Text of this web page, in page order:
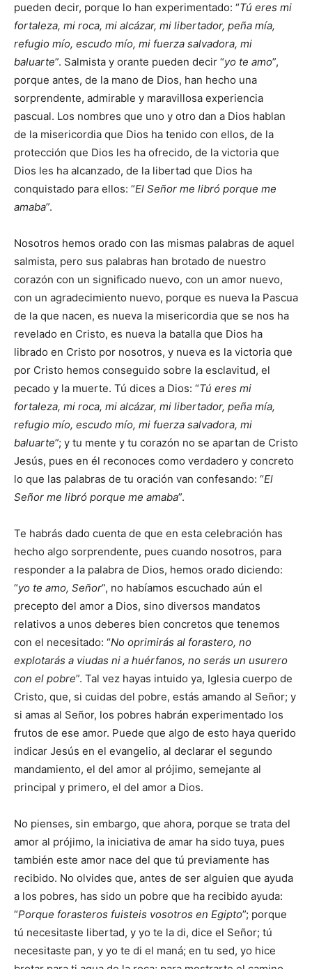
pueden decir, porque lo han experimentado: “Tú eres mi
fortaleza, mi roca, mi alcázar, mi libertador, peña mía,
refugio mío, escudo mío, mi fuerza salvadora, mi
baluarte”. Salmista y orante pueden decir “yo te amo”,
porque antes, de la mano de Dios, han hecho una
sorprendente, admirable y maravillosa experiencia
pascual. Los nombres que uno y otro dan a Dios hablan
de la misericordia que Dios ha tenido con ellos, de la
protección que Dios les ha ofrecido, de la victoria que
Dios les ha alcanzado, de la libertad que Dios ha
conquistado para ellos: “El Señor me libró porque me
amaba”.
Nosotros hemos orado con las mismas palabras de aquel
salmista, pero sus palabras han brotado de nuestro
corazón con un significado nuevo, con un amor nuevo,
con un agradecimiento nuevo, porque es nueva la Pascua
de la que nacen, es nueva la misericordia que se nos ha
revelado en Cristo, es nueva la batalla que Dios ha
librado en Cristo por nosotros, y nueva es la victoria que
por Cristo hemos conseguido sobre la esclavitud, el
pecado y la muerte. Tú dices a Dios: “Tú eres mi
fortaleza, mi roca, mi alcázar, mi libertador, peña mía,
refugio mío, escudo mío, mi fuerza salvadora, mi
baluarte”; y tu mente y tu corazón no se apartan de Cristo
Jesús, pues en él reconoces como verdadero y concreto
lo que las palabras de tu oración van confesando: “El
Señor me libró porque me amaba”.
Te habrás dado cuenta de que en esta celebración has
hecho algo sorprendente, pues cuando nosotros, para
responder a la palabra de Dios, hemos orado diciendo:
“yo te amo, Señor”, no habíamos escuchado aún el
precepto del amor a Dios, sino diversos mandatos
relativos a unos deberes bien concretos que tenemos
con el necesitado: “No oprimirás al forastero, no
explotarás a viudas ni a huérfanos, no serás un usurero
con el pobre”. Tal vez hayas intuido ya, Iglesia cuerpo de
Cristo, que, si cuidas del pobre, estás amando al Señor; y
si amas al Señor, los pobres habrán experimentado los
frutos de ese amor. Puede que algo de esto haya querido
indicar Jesús en el evangelio, al declarar el segundo
mandamiento, el del amor al prójimo, semejante al
principal y primero, el del amor a Dios.
No pienses, sin embargo, que ahora, porque se trata del
amor al prójimo, la iniciativa de amar ha sido tuya, pues
también este amor nace del que tú previamente has
recibido. No olvides que, antes de ser alguien que ayuda
a los pobres, has sido un pobre que ha recibido ayuda:
“Porque forasteros fuisteis vosotros en Egipto”; porque
tú necesitaste libertad, y yo te la di, dice el Señor; tú
necesitaste pan, y yo te di el maná; en tu sed, yo hice